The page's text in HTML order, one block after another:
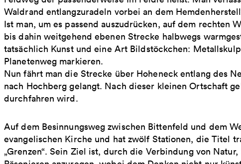
Waldrand entlangzuradeln vorbei an dem
Ist man, um es passend auszudrücken, auf dem rechten
bis dahin weitgehend ebenen Strecke halbwegs
tatsächlich Kunst und eine Art Bildstöckchen:
Planetenweg markieren.
Nun fährt man die Strecke über Hoheneck entlang des
nach Hochberg gelangt. Nach dieser kleinen Ortschaft
durchfahren wird.
Auf dem Besinnungsweg zwischen Bittenfeld und dem
evangelischen Kirche und hat zwölf Stationen, die Titel
„Grenzen“. Sein Ziel ist, durch die Verbindung von